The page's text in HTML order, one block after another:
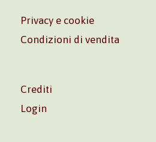
Privacy e cookie
Condizioni di vendita
Crediti
Login